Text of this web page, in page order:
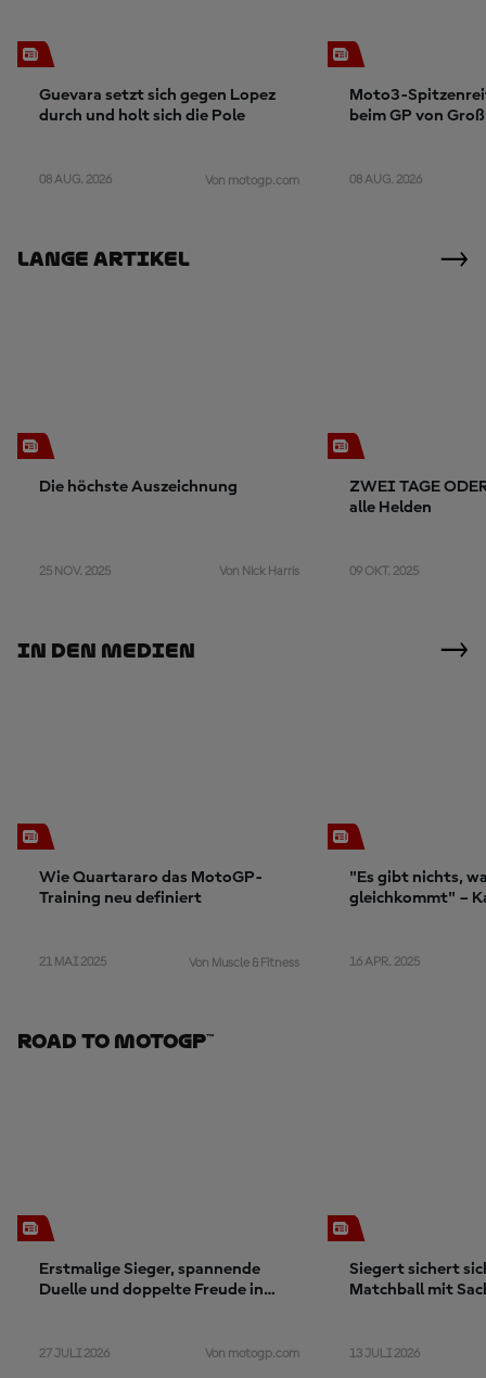
Guevara setzt sich gegen Lopez
durch und holt sich die Pole
08 AUG. 2026 Von motogp.com
Moto3-
beim GP von
08 AUG. 2026
Lange Artikel
Die höchste Auszeichnung
25 NOV. 2025 Von Nick Harris
ZWEI TAGE
alle Helden
09 OKT. 2025
In Den Medien
Wie Quartararo das MotoGP-
Training neu definiert
21 MAI 2025 Von Muscle & Fitness
"Es gibt nichts,
gleichkommt" –
16 APR. 2025
Road To MotoGP™
Erstmalige Sieger, spannende
Duelle und doppelte Freude in
27 JULI 2026 Von motogp.com
Siegert sichert
Matchball mit
13 JULI 2026